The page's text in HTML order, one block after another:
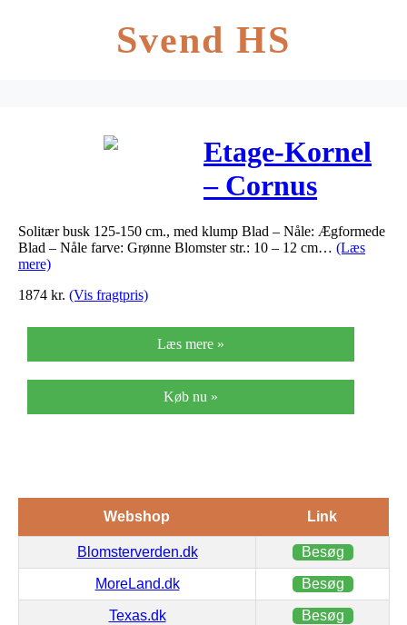
Svend HS
Etage-Kornel
– Cornus
controversa
Solitær busk 125-150 cm., med klump Blad – Nåle: Ægformede
Blad – Nåle farve: Grønne Blomster str.: 10 – 12 cm… (Læs
mere)
1874 kr. (Vis fragtpris)
Læs mere »
Køb nu »
Webshop Link
Blomsterverden.dk Besøg
MoreLand.dk Besøg
Texas.dk Besøg